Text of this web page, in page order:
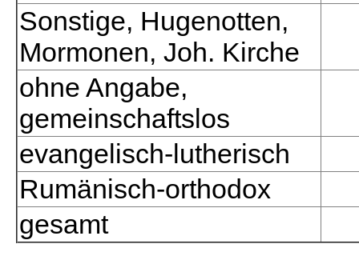
Sonstige, Hugenotten,
Mormonen, Joh. Kirche
ohne Angabe,
gemeinschaftslos
evangelisch-lutherisch
Rumänisch-orthodox
gesamt